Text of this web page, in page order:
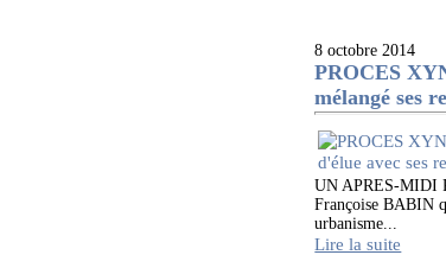
8 octobre 2014
PROCES
mélangé ses
UN APRES-MIDI
Françoise BABIN
urbanisme...
Lire la suite